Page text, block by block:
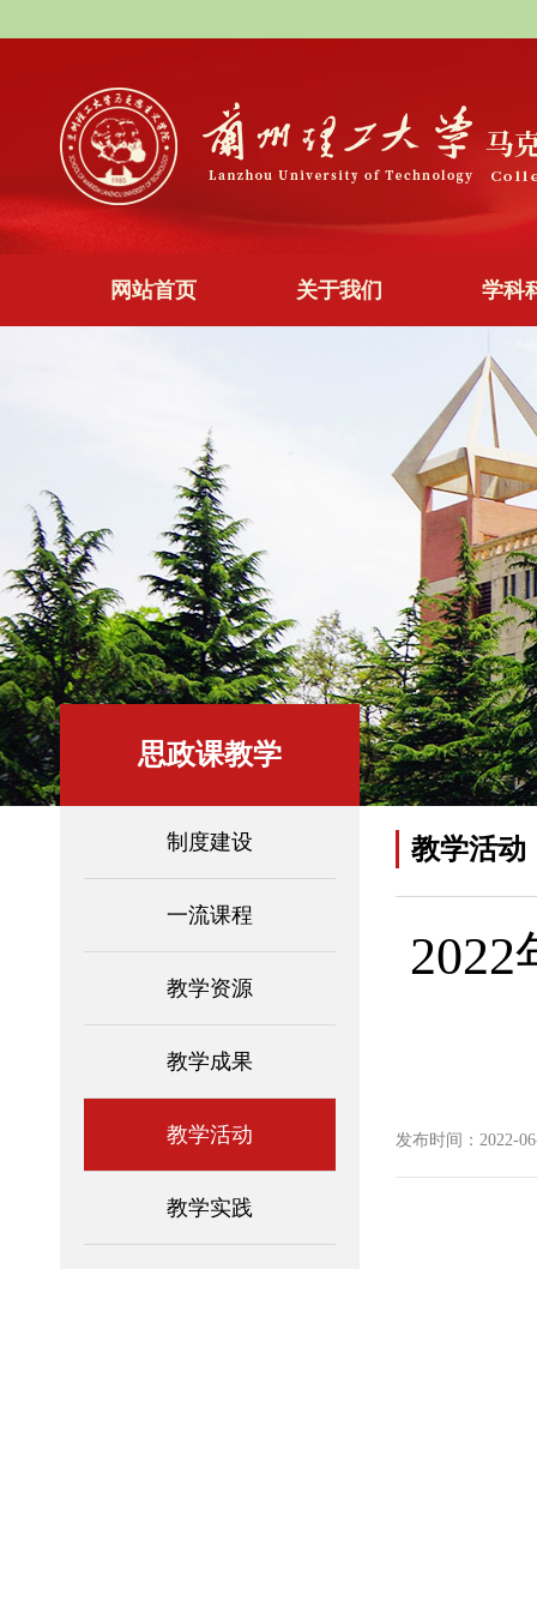
网站首页 关于我们 学科
思政课教学
制度建设
一流课程
教学资源
教学成果
教学活动
教学实践
教学活动
发布时间：2022-